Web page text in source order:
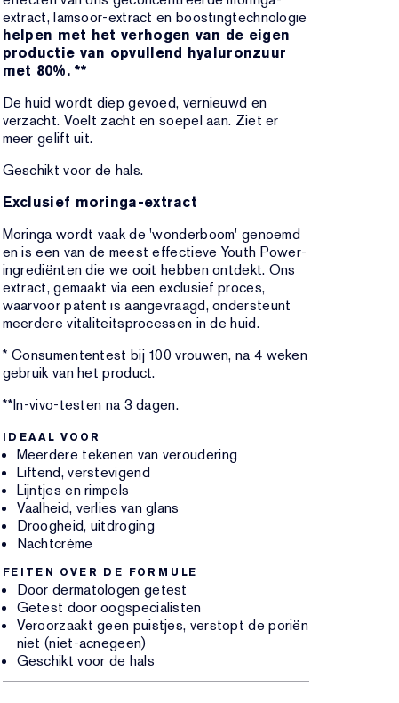
extract, lamsoor-extract en boostingtechnologie
helpen met het verhogen van de eigen
productie van opvullend hyaluronzuur
met 80%. **
De huid wordt diep gevoed, vernieuwd en
verzacht. Voelt zacht en soepel aan. Ziet er
meer gelift uit.
Geschikt voor de hals.
Exclusief moringa-extract
Moringa wordt vaak de 'wonderboom' genoemd
en is een van de meest effectieve Youth Power-
ingrediënten die we ooit hebben ontdekt. Ons
extract, gemaakt via een exclusief proces,
waarvoor patent is aangevraagd, ondersteunt
meerdere vitaliteitsprocessen in de huid.
* Consumententest bij 100 vrouwen, na 4 weken
gebruik van het product.
**In-vivo-testen na 3 dagen.
IDEAAL VOOR
Meerdere tekenen van veroudering
Liftend, verstevigend
Lijntjes en rimpels
Vaalheid, verlies van glans
Droogheid, uitdroging
Nachtcrème
FEITEN OVER DE FORMULE
Door dermatologen getest
Getest door oogspecialisten
Veroorzaakt geen puistjes, verstopt de poriën
niet (niet-acnegeen)
Geschikt voor de hals